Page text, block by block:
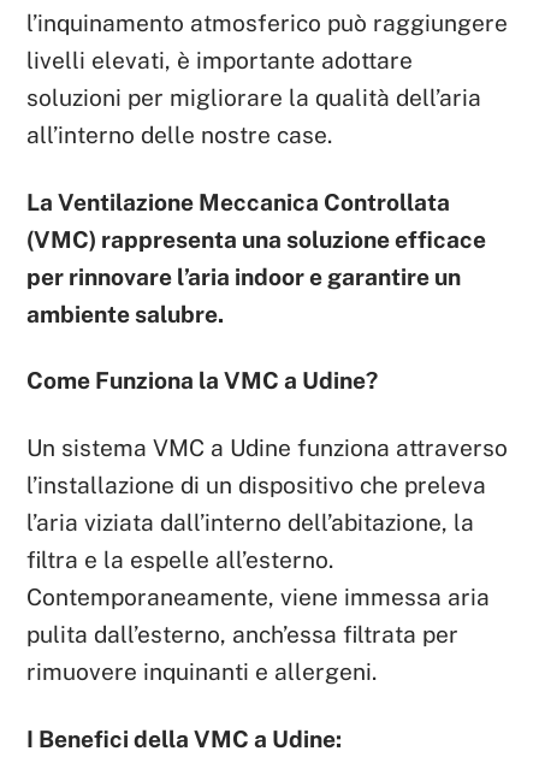
l’inquinamento atmosferico può raggiungere
livelli elevati, è importante adottare
soluzioni per migliorare la qualità dell’aria
all’interno delle nostre case.
La Ventilazione Meccanica Controllata
(VMC) rappresenta una soluzione efficace
per rinnovare l’aria indoor e garantire un
ambiente salubre.
Come Funziona la VMC a Udine?
Un sistema VMC a Udine funziona attraverso
l’installazione di un dispositivo che preleva
l’aria viziata dall’interno dell’abitazione, la
filtra e la espelle all’esterno.
Contemporaneamente, viene immessa aria
pulita dall’esterno, anch’essa filtrata per
rimuovere inquinanti e allergeni.
I Benefici della VMC a Udine: